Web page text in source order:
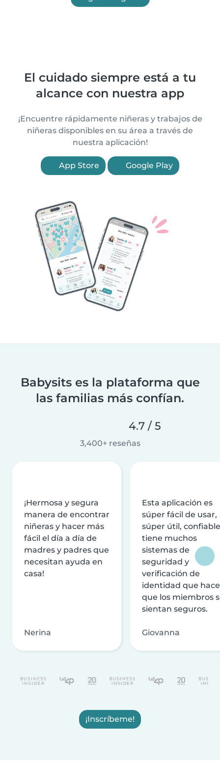
El cuidado siempre está a tu
alcance con nuestra app
¡Encuentre rápidamente niñeras y trabajos de
niñeras disponibles en su área a través de
nuestra aplicación!
App Store Google Play
Babysits es la plataforma que
las familias más confían.
4.7 / 5
3,400+ reseñas
¡Hermosa y segura
manera de encontrar
niñeras y hacer más
fácil el día a día de
madres y padres que
necesitan ayuda en
casa!
Nerina
Esta aplicación es
súper fácil de usar,
súper útil,
tiene muchos
sistemas de
seguridad y
verificación de
identidad que
que los miembros
sientan seguros.
Giovanna
¡Inscríbeme!